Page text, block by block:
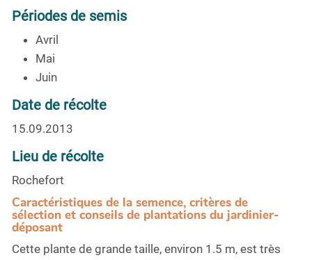
Périodes de semis
Avril
Mai
Juin
Date de récolte
15.09.2013
Lieu de récolte
Rochefort
Caractéristiques de la semence, critères de
sélection et conseils de plantations du jardinier-
déposant
Cette plante de grande taille, environ 1.5 m, est très